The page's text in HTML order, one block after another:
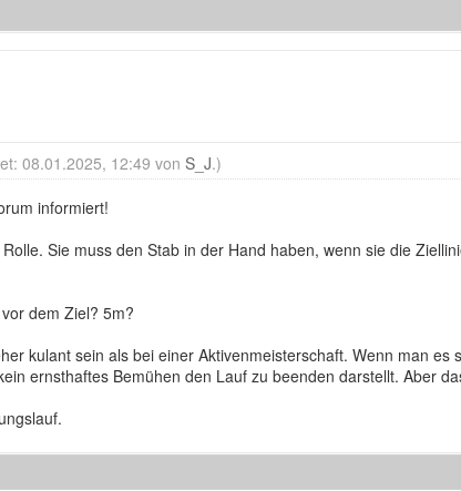
08.01.2025, 12:49 von S_J.)
informiert!
Sie muss den Stab in der Hand haben, wenn sie die
dem Ziel? 5m?
kulant sein als bei einer Aktivenmeisterschaft. Wenn man es
ernsthaftes Bemühen den Lauf zu beenden darstellt. Aber